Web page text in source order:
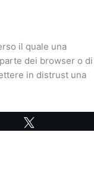
il quale una
dei browser o di
in distrust una